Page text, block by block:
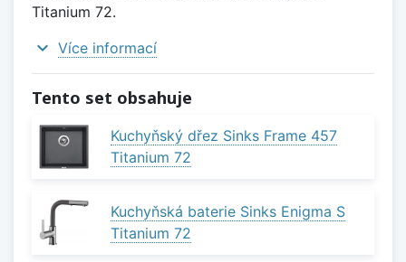
Titanium 72.
expand_more Více informací
Tento set obsahuje
Kuchyňský dřez Sinks Frame 457
Titanium 72
Kuchyňská baterie Sinks Enigma S
Titanium 72